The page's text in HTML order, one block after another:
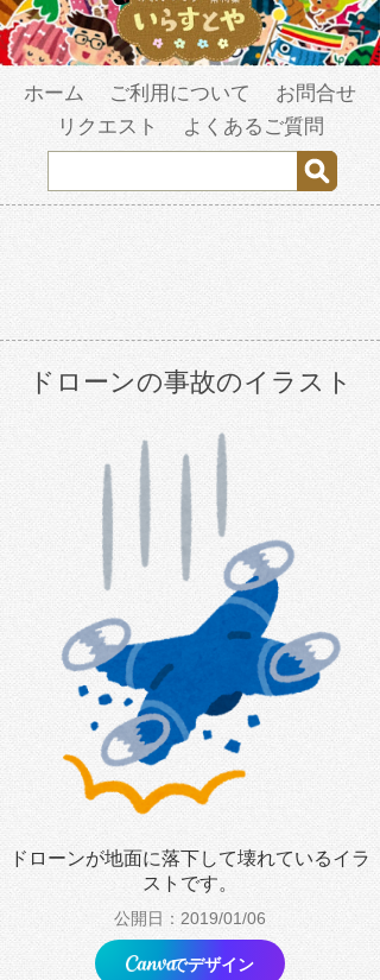
ホーム ご利用について
お問合せ
リクエスト
よくあるご質問
ドローンの事故のイラスト
ドローンが地面に落下して壊れているイラ
ストです。
公開日：2019/01/06
でデザイン